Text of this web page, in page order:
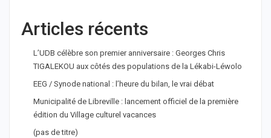
Articles récents
L’UDB célèbre son premier anniversaire : Georges Chris
TIGALEKOU aux côtés des populations de la Lékabi-Léwolo
EEG / Synode national : l’heure du bilan, le vrai débat
Municipalité de Libreville : lancement officiel de la première
édition du Village culturel vacances
(pas de titre)